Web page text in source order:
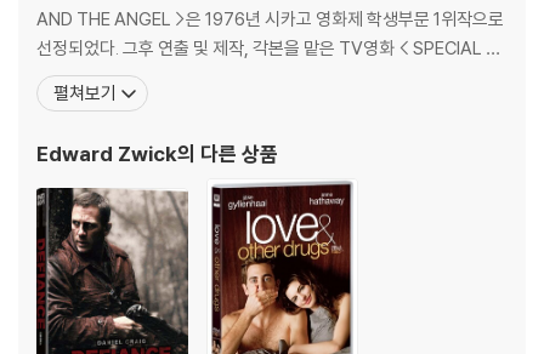
2) 정전기와 먼지로 인해 재생이 원활하지 않은 경우가 있습니다. 디스크
를 마른 천으로 닦으시거나, DVD 클리너 등 전용 제품을 이용하면 대부분
3) 일부 PC 연결형 ODD의 경우 호환 상의 문제로 정상적인 디스크도 재
며, ODD 사용으로 인한 재생 불량의 경우 교환 시에도 동일한 오류가 발
생할 수 있음을 알려드립니다.
※ 디스크 외관 불량
디스크에 미세한 잔 흠집이 남아있거나 인쇄 면이 깨끗하지 않은 경우가
있으며, 상품의 불량이 아닙니다. 단, 재생에 이상이 있는 경우에는 불량으
로 인한 반품/교환이 가능합니다.
AND THE ANGEL >은 1976년 시카고 영화제 학생부문 1위작으로
선정되었다. 그후 연출 및 제작, 각본을 맡은 TV영화 < SPECIAL B
ULLETIN >로 두개의 에미상을 수상했다. 그 일을 계기로 시나리오
작가 마샬 헤르스코비츠와 인연을 맺게 되어 평생의 창작 파트너가
의 전설>을 비롯,
펼쳐보기
Edward Zwick의 다른 상품